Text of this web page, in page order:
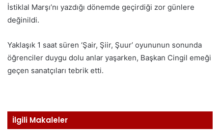
İstiklal Marşı’nı yazdığı dönemde geçirdiği zor günlere
değinildi.
Yaklaşık 1 saat süren ‘Şair, Şiir, Şuur’ oyununun sonunda
öğrenciler duygu dolu anlar yaşarken, Başkan Cingil emeği
geçen sanatçıları tebrik etti.
İlgili Makaleler